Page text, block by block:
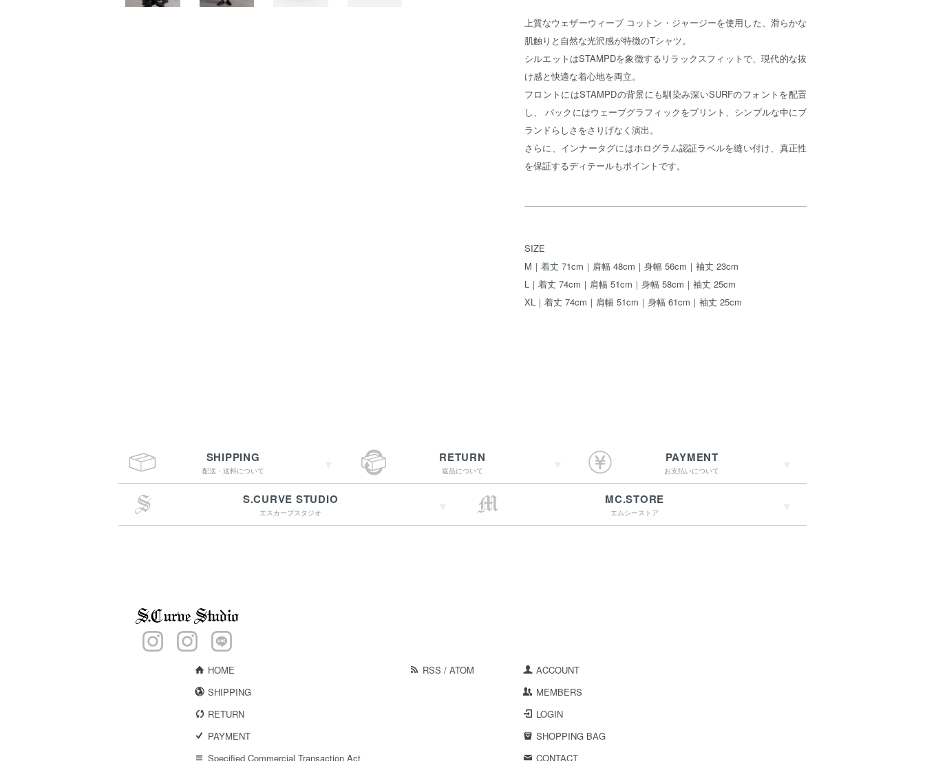
上質なウェザーウィーブ コットン・ジャージーを使用した、滑らかな
肌触りと自然な光沢感が特徴のTシャツ。
シルエットはSTAMPDを象徴するリラックスフィットで、現代的な抜
け感と快適な着心地を両立。
フロントにはSTAMPDの背景にも馴染み深いSURFのフォントを配置
し、 バックにはウェーブグラフィックをプリント、シンプルな中にブ
ランドらしさをさりげなく演出。
さらに、インナータグにはホログラム認証ラベルを縫い付け、真正性
を保証するディテールもポイントです。
SIZE
M｜着丈 71cm｜肩幅 48cm｜身幅 56cm｜袖丈 23cm
L｜着丈 74cm｜肩幅 51cm｜身幅 58cm｜袖丈 25cm
XL｜着丈 74cm｜肩幅 51cm｜身幅 61cm｜袖丈 25cm
SHIPPING
配送・送料について
￥4,400（税込）以上
最短翌営業日配送
RETURN
返品について
PAYMENT
お支払いについて
S.CURVE STUDIO
エスカーブスタジオ
MC.STORE
エムシーストア
HOME
SHIPPING
RETURN
PAYMENT
Specified Commercial Transaction Act
RSS / ATOM
ACCOUNT
MEMBERS
LOGIN
SHOPPING BAG
CONTACT